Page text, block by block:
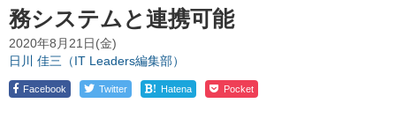
務システムと連携可能
2020年8月21日(金)
日川 佳三（IT Leaders編集部）
Facebook Twitter ! Hatena Pocket